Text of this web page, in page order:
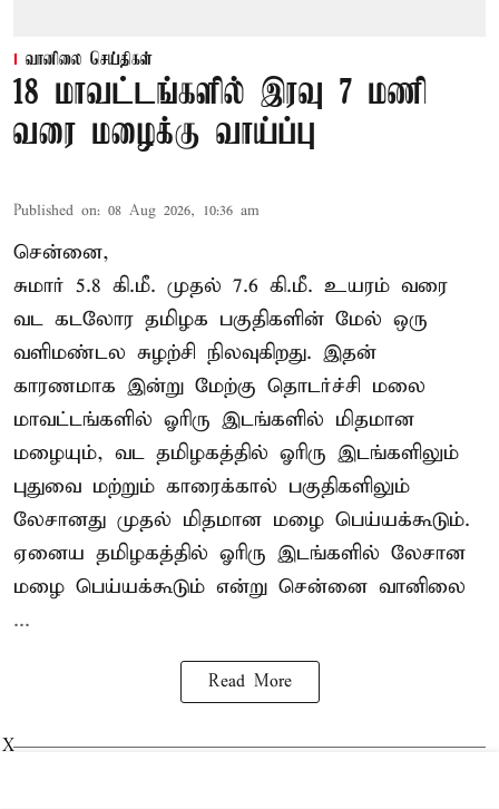
வானிலை செய்திகள்
18 மாவட்டங்களில் இரவு 7 மணி
வரை மழைக்கு வாய்ப்பு
Published on: 08 Aug 2026, 10:36 am
சென்னை,
சுமார் 5.8 கி.மீ. முதல் 7.6 கி.மீ. உயரம் வரை
வட கடலோர தமிழக பகுதிகளின் மேல் ஒரு
வளிமண்டல சுழற்சி நிலவுகிறது. இதன்
காரணமாக இன்று மேற்கு தொடர்ச்சி மலை
மாவட்டங்களில் ஓரிரு இடங்களில் மிதமான
மழையும், வட தமிழகத்தில் ஓரிரு இடங்களிலும்
புதுவை மற்றும் காரைக்கால் பகுதிகளிலும்
லேசானது முதல் மிதமான மழை பெய்யக்கூடும்.
ஏனைய தமிழகத்தில் ஓரிரு இடங்களில் லேசான
மழை பெய்யக்கூடும் என்று சென்னை வானிலை
...
Read More
X